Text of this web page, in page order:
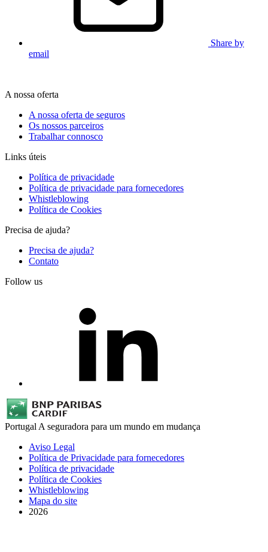
Share by
email
A nossa oferta
A nossa oferta de seguros
Os nossos parceiros
Trabalhar connosco
Links úteis
Política de privacidade
Política de privacidade para fornecedores
Whistleblowing
Política de Cookies
Precisa de ajuda?
Precisa de ajuda?
Contato
Follow us
Portugal A seguradora para um mundo em mudança
Aviso Legal
Política de Privacidade para fornecedores
Política de privacidade
Política de Cookies
Whistleblowing
Mapa do site
2026